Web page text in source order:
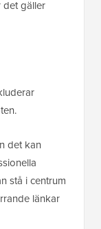
det gäller
det kan
stå i centrum
länkar